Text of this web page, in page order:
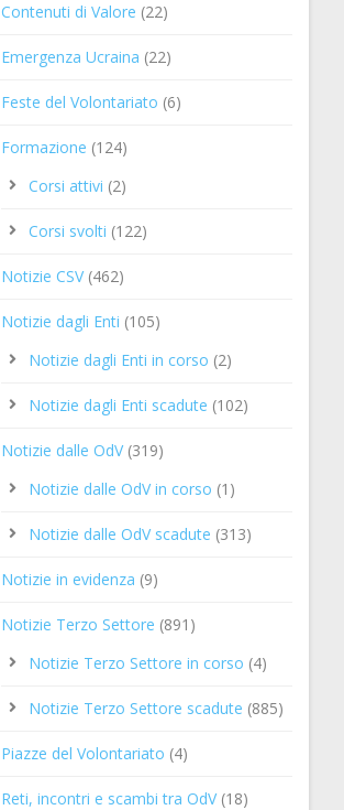
Contenuti di Valore (22)
Emergenza Ucraina (22)
Feste del Volontariato (6)
Formazione (124)
Corsi attivi (2)
Corsi svolti (122)
Notizie CSV(462)
Notizie dagli Enti (105)
Notizie dagli Enti in corso (2)
Notizie dagli Enti scadute (102)
Notizie dalle OdV(319)
Notizie dalle OdV in corso (1)
Notizie dalle OdV scadute (313)
Notizie in evidenza (9)
Notizie Terzo Settore (891)
Notizie Terzo Settore in corso (4)
Notizie Terzo Settore scadute (885)
Piazze del Volontariato (4)
Reti, incontri e scambi tra OdV(18)